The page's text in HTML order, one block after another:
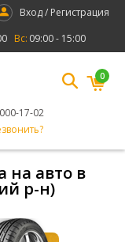
Вход / Регистрация
Вс: 09:00 - 15:00
000-17-02
0
на авто в
р-н)